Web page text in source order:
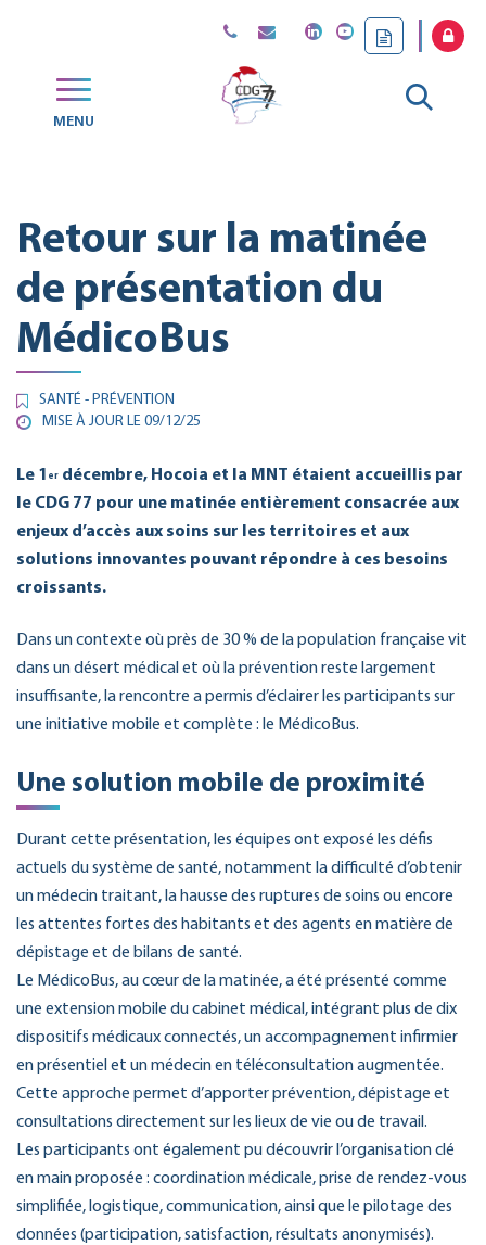
MENU
Aller
Retour sur la matinée
de présentation du
MédicoBus
SANTÉ - PRÉVENTION
MISE À JOUR LE 09/12/25
Le 1 er décembre, Hocoia et la MNT étaient accueillis par
le CDG 77 pour une matinée entièrement consacrée aux
enjeux d’accès aux soins sur les territoires et aux
solutions innovantes pouvant répondre à ces besoins
croissants.
Dans un contexte où près de 30 % de la population française vit
dans un désert médical et où la prévention reste largement
insuffisante, la rencontre a permis d’éclairer les participants sur
une initiative mobile et complète : le MédicoBus.
Une solution mobile de proximité
Durant cette présentation, les équipes ont exposé les défis
actuels du système de santé, notamment la difficulté d’obtenir
un médecin traitant, la hausse des ruptures de soins ou encore
les attentes fortes des habitants et des agents en matière de
dépistage et de bilans de santé.
Le MédicoBus, au cœur de la matinée, a été présenté comme
une extension mobile du cabinet médical, intégrant plus de dix
dispositifs médicaux connectés, un accompagnement infirmier
en présentiel et un médecin en téléconsultation augmentée.
Cette approche permet d’apporter prévention, dépistage et
consultations directement sur les lieux de vie ou de travail.
Les participants ont également pu découvrir l’organisation clé
en main proposée : coordination médicale, prise de rendez-vous
simplifiée, logistique, communication, ainsi que le pilotage des
données (participation, satisfaction, résultats anonymisés).